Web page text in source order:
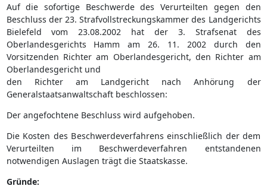
Auf die sofortige Beschwerde des Verurteilten gegen den
Beschluss der 23. Strafvollstreckungskammer des Landgerichts
Bielefeld vom 23.08.2002 hat der 3. Strafsenat des
Oberlandesgerichts Hamm am 26. 11. 2002 durch den
Vorsitzenden Richter am Oberlandesgericht, den Richter am
Oberlandesgericht und
den Richter am Landgericht nach Anhörung der
Generalstaatsanwaltschaft beschlossen:
Der angefochtene Beschluss wird aufgehoben.
Die Kosten des Beschwerdeverfahrens einschließlich der dem
Verurteilten im Beschwerdeverfahren entstandenen
notwendigen Auslagen trägt die Staatskasse.
Gründe: